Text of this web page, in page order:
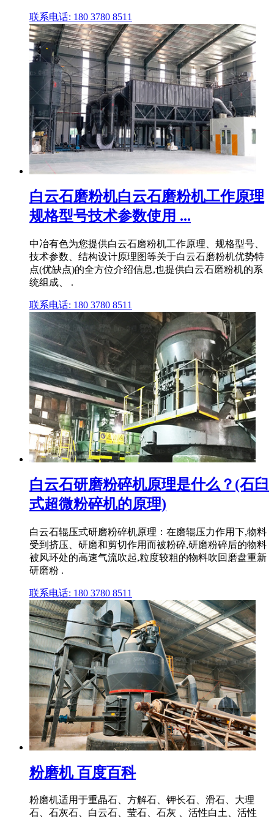
联系电话: 180 3780 8511
白云石磨粉机白云石磨粉机工作原理
规格型号技术参数使用 ...
中冶有色为您提供白云石磨粉机工作原理、规格型号、
技术参数、结构设计原理图等关于白云石磨粉机优势特
点(优缺点)的全方位介绍信息,也提供白云石磨粉机的系
统组成、 .
联系电话: 180 3780 8511
白云石研磨粉碎机原理是什么？(石臼
式超微粉碎机的原理)
白云石辊压式研磨粉碎机原理：在磨辊压力作用下,物料
受到挤压、研磨和剪切作用而被粉碎,研磨粉碎后的物料
被风环处的高速气流吹起,粒度较粗的物料吹回磨盘重新
研磨粉 .
联系电话: 180 3780 8511
粉磨机 百度百科
粉磨机适用于重晶石、方解石、钾长石、滑石、大理
石、石灰石、白云石、莹石、石灰 、活性白土、活性